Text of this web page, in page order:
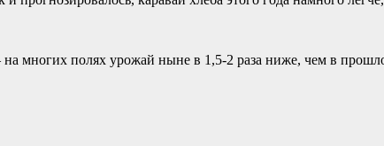
на многих полях урожай ныне в 1,5-2 раза ниже, чем в